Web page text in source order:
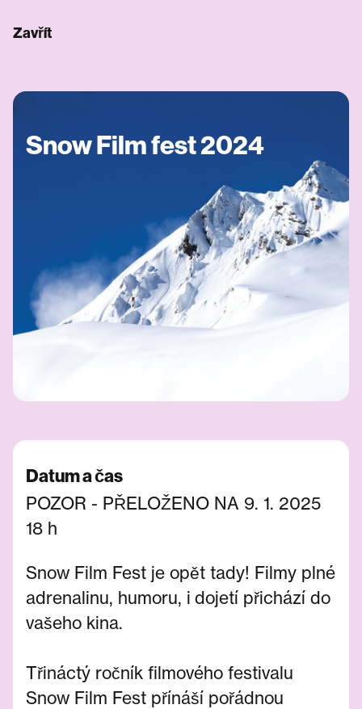
Zavřít
Snow Film fest 2024
Datum a čas
POZOR - PŘELOŽENO NA 9. 1. 2025
18 h
Snow Film Fest je opět tady! Filmy plné
adrenalinu, humoru, i dojetí přichází do
vašeho kina.
Třináctý ročník filmového festivalu
Snow Film Fest přínáší pořádnou